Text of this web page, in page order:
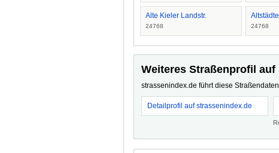
Alte Kieler Landstr.
24768 24768
Weiteres Straßenprofil
strassenindex.de führt diese
Detailprofil auf strassenindex.de